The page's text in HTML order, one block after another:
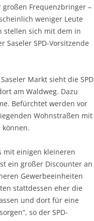
großen Frequenzbringer –
weniger Leute
stellen sich mit dem in
Saseler SPD-Vorsitzende
Markt sieht die SPD
am Waldweg. Dazu
Befürchtet werden vor
Wohnstraßen mit
mit einigen kleineren
ein großer Discounter an
Gewerbeeinheiten
stattdessen eher die
und dort für eine
so der SPD-